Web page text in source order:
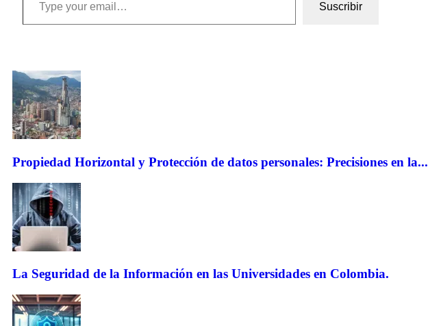
Suscribir
Propiedad Horizontal y Protección de datos personales: Precisiones en la...
La Seguridad de la Información en las Universidades en Colombia.